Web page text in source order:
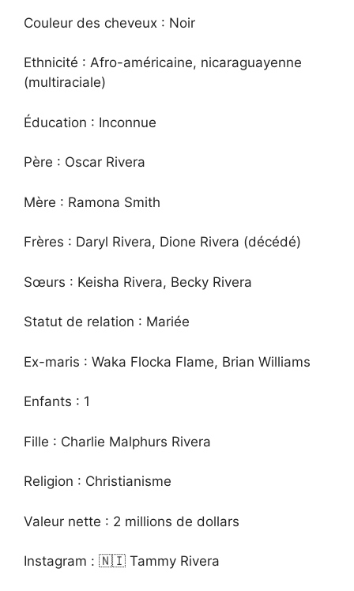
Couleur des cheveux : Noir
Ethnicité : Afro-américaine, nicaraguayenne
(multiraciale)
Éducation : Inconnue
Père : Oscar Rivera
Mère : Ramona Smith
Frères : Daryl Rivera, Dione Rivera (décédé)
Sœurs : Keisha Rivera, Becky Rivera
Statut de relation : Mariée
Ex-maris : Waka Flocka Flame, Brian Williams
Enfants : 1
Fille : Charlie Malphurs Rivera
Religion : Christianisme
Valeur nette : 2 millions de dollars
Instagram : 🇳🇮 Tammy Rivera